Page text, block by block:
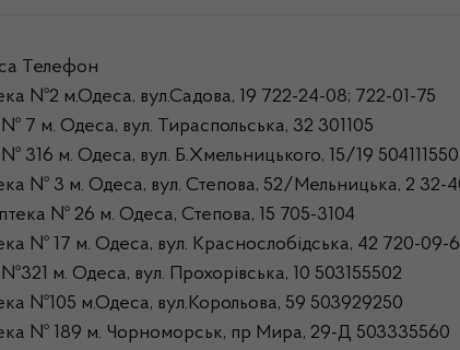
Телефон
№2 м.Одеса, вул.Садова, 19 722-24-08; 722-01-75
7 м. Одеса, вул. Тираспольська, 32 301105
316 м. Одеса, вул. Б.Хмельницького, 15/19 504111550
№ 3 м. Одеса, вул. Степова, 52/Мельницька, 2 32-
№ 26 м. Одеса, Степова, 15 705-3104
№ 17 м. Одеса, вул. Краснослобідська, 42 720-09-
м. Одеса, вул. Прохорівська, 10 503155502
№105 м.Одеса, вул.Корольова, 59 503929250
№ 189 м. Чорноморськ, пр Мира, 29-Д 503335560